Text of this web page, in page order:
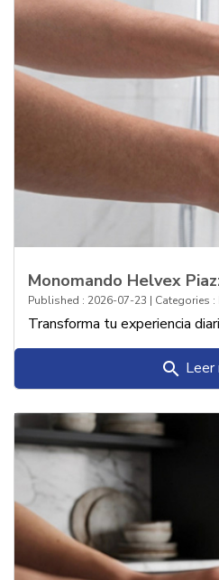
Published : 2026-07-23 | Categories :
search Leer